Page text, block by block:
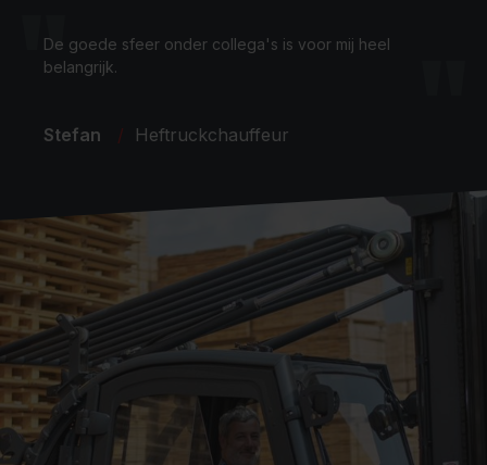
De goede sfeer onder collega's is voor mij heel
belangrijk.
Stefan Heftruckchauffeur